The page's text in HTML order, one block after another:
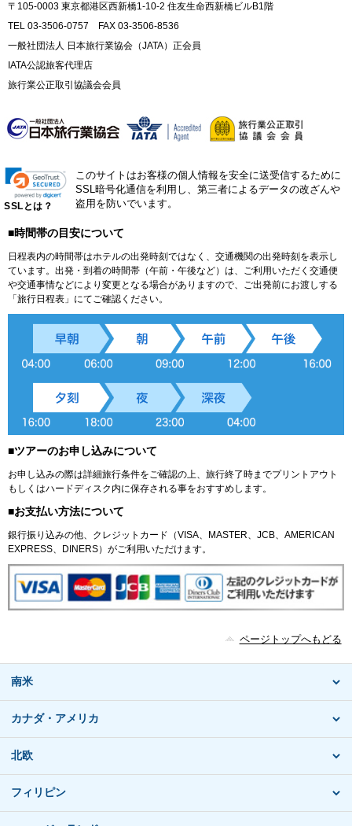
〒105-0003 東京都港区西新橋1-10-2 住友生命西新橋ビルB1階
TEL 03-3506-0757 FAX 03-3506-8536
一般社団法人 日本旅行業協会（JATA）正会員
IATA公認旅客代理店
旅行業公正取引協議会会員
SSLとは？
このサイトはお客様の個人情報を安全に送受信するために
SSL暗号化通信を利用し、第三者によるデータの改ざんや
盗用を防いでいます。
■時間帯の目安について
日程表内の時間帯はホテルの出発時刻ではなく、交通機関の出発時刻を表示し
ています。出発・到着の時間帯（午前・午後など）は、ご利用いただく交通便
や交通事情などにより変更となる場合がありますので、ご出発前にお渡しする
「旅行日程表」にてご確認ください。
■ツアーのお申し込みについて
お申し込みの際は詳細旅行条件をご確認の上、旅行終了時までプリントアウト
もしくはハードディスク内に保存される事をおすすめします。
■お支払い方法について
銀行振り込みの他、クレジットカード（VISA、MASTER、JCB、AMERICAN
EXPRESS、DINERS）がご利用いただけます。
ページトップへもどる
南米
カナダ・アメリカ
北欧
フィリピン